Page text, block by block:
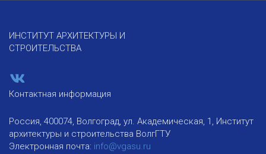
ИНСТИТУТ АРХИТЕКТУРЫ И
СТРОИТЕЛЬСТВА
Контактная информация
Россия, 400074, Волгоград, ул. Академическая, 1, Институт
архитектуры и строительства ВолгГТУ
Электронная почта: info@vgasu.ru